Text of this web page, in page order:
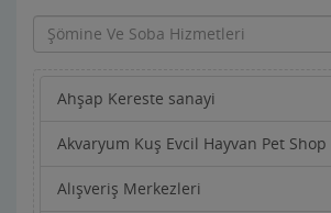
Ahşap Kereste sanayi
Akvaryum Kuş Evcil Hayvan Pet Shop
Alışveriş Merkezleri